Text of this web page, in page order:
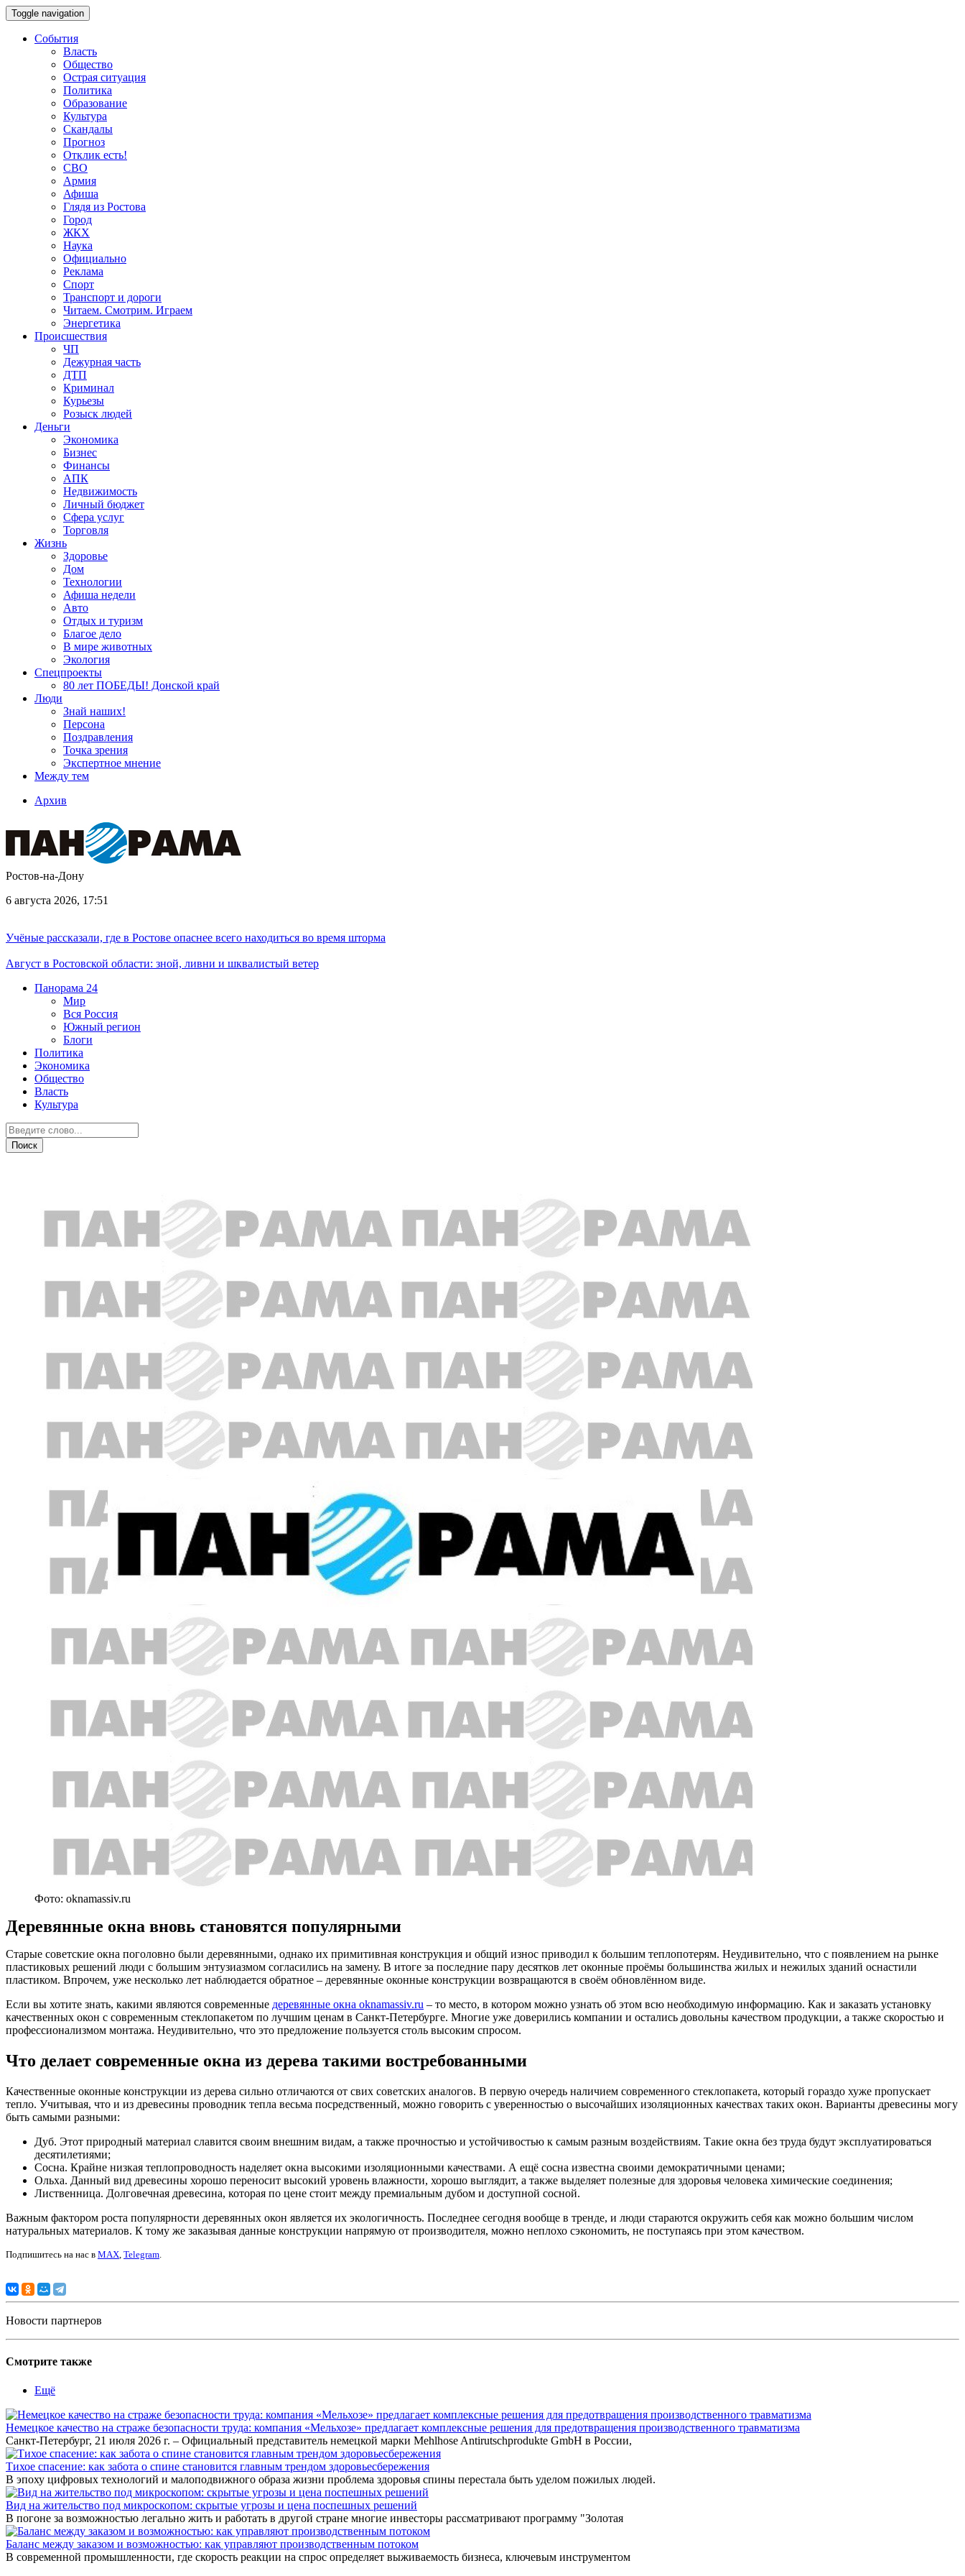
Toggle navigation
События
Власть
Общество
Острая ситуация
Политика
Образование
Культура
Скандалы
Прогноз
Отклик есть!
СВО
Армия
Афиша
Глядя из Ростова
Город
ЖКХ
Наука
Официально
Реклама
Спорт
Транспорт и дороги
Читаем. Смотрим. Играем
Энергетика
Происшествия
ЧП
Дежурная часть
ДТП
Криминал
Курьезы
Розыск людей
Деньги
Экономика
Бизнес
Финансы
АПК
Недвижимость
Личный бюджет
Сфера услуг
Торговля
Жизнь
Здоровье
Дом
Технологии
Афиша недели
Авто
Отдых и туризм
Благое дело
В мире животных
Экология
Спецпроекты
80 лет ПОБЕДЫ! Донской край
Люди
Знай наших!
Персона
Поздравления
Точка зрения
Экспертное мнение
Между тем
Архив
Ростов-на-Дону
6 августа 2026, 17:51
Учёные рассказали, где в Ростове опаснее всего находиться во время шторма
Август в Ростовской области: зной, ливни и шквалистый ветер
Панорама 24
Мир
Вся Россия
Южный регион
Блоги
Политика
Экономика
Общество
Власть
Культура
Фото: oknamassiv.ru
Деревянные окна вновь становятся популярными
Старые советские окна поголовно были деревянными, однако их примитивная конструкция и общий износ приводил к большим теплопотерям. Неудивительно, что с появлением на рынке
пластиковых решений люди с большим энтузиазмом согласились на замену. В итоге за последние пару десятков лет оконные проёмы большинства жилых и нежилых зданий оснастили
пластиком. Впрочем, уже несколько лет наблюдается обратное – деревянные оконные конструкции возвращаются в своём обновлённом виде.
Если вы хотите знать, какими являются современные деревянные окна oknamassiv.ru – то место, в котором можно узнать об этом всю необходимую информацию. Как и заказать установку
качественных окон с современным стеклопакетом по лучшим ценам в Санкт-Петербурге. Многие уже доверились компании и остались довольны качеством продукции, а также скоростью и
профессионализмом монтажа. Неудивительно, что это предложение пользуется столь высоким спросом.
Что делает современные окна из дерева такими востребованными
Качественные оконные конструкции из дерева сильно отличаются от свих советских аналогов. В первую очередь наличием современного стеклопакета, который гораздо хуже пропускает
тепло. Учитывая, что и из древесины проводник тепла весьма посредственный, можно говорить с уверенностью о высочайших изоляционных качествах таких окон. Варианты древесины могу
быть самыми разными:
Дуб. Этот природный материал славится своим внешним видам, а также прочностью и устойчивостью к самым разным воздействиям. Такие окна без труда будут эксплуатироваться
десятилетиями;
Сосна. Крайне низкая теплопроводность наделяет окна высокими изоляционными качествами. А ещё сосна известна своими демократичными ценами;
Ольха. Данный вид древесины хорошо переносит высокий уровень влажности, хорошо выглядит, а также выделяет полезные для здоровья человека химические соединения;
Лиственница. Долговечная древесина, которая по цене стоит между премиальным дубом и доступной сосной.
Важным фактором роста популярности деревянных окон является их экологичность. Последнее сегодня вообще в тренде, и люди стараются окружить себя как можно большим числом
натуральных материалов. К тому же заказывая данные конструкции напрямую от производителя, можно неплохо сэкономить, не поступаясь при этом качеством.
Подпишитесь на нас в MAX, Telegram.
Новости партнеров
Смотрите также
Ещё
Немецкое качество на страже безопасности труда: компания «Мельхозе» предлагает комплексные решения для предотвращения производственного травматизма
Санкт-Петербург, 21 июля 2026 г. – Официальный представитель немецкой марки Mehlhose Antirutschprodukte GmbH в России,
Тихое спасение: как забота о спине становится главным трендом здоровьесбережения
В эпоху цифровых технологий и малоподвижного образа жизни проблема здоровья спины перестала быть уделом пожилых людей.
Вид на жительство под микроскопом: скрытые угрозы и цена поспешных решений
В погоне за возможностью легально жить и работать в другой стране многие инвесторы рассматривают программу "Золотая
Баланс между заказом и возможностью: как управляют производственным потоком
В современной промышленности, где скорость реакции на спрос определяет выживаемость бизнеса, ключевым инструментом